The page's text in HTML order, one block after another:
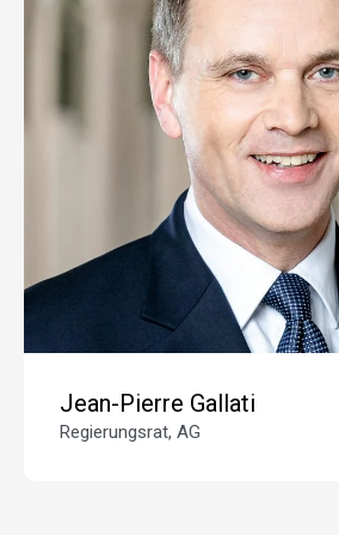
Jean-Pierre Gallati
Regierungsrat, AG